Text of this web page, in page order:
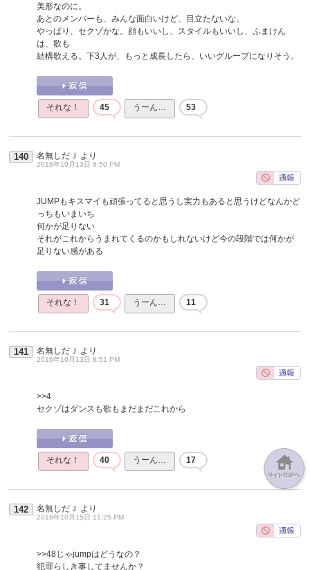
美形なのに。
あとのメンバーも、みんな面白いけど、目立たないな。
やっぱり、セクゾかな。顔もいいし、スタイルもいいし、ふまけん
は、歌も
結構歌える。下3人が、もっと成長したら、いいグループになりそう。
それな！ 45 うーん… 53
140 名無しだＪ より
2016年10月13日 8:50 PM
JUMPもキスマイも頑張ってると思うし実力もあると思うけどなんかど
っちもいまいち
何かが足りない
それがこれからうまれてくるのかもしれないけど今の段階では何かが
足りない感がある
それな！ 31 うーん… 11
141 名無しだＪ より
2016年10月13日 8:51 PM
>>4
セクゾはダンスも歌もまだまだこれから
それな！ 40 うーん… 17
142 名無しだＪ より
2016年10月15日 11:25 PM
>>48じゃjumpはどうなの？
犯罪らしき事してませんか？